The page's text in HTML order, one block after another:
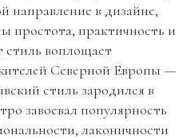
направление в дизайне,
простота, практичность и
стиль воплощает
Северной Европы —
стиль зародился в
завоевал популярность
лаконичности